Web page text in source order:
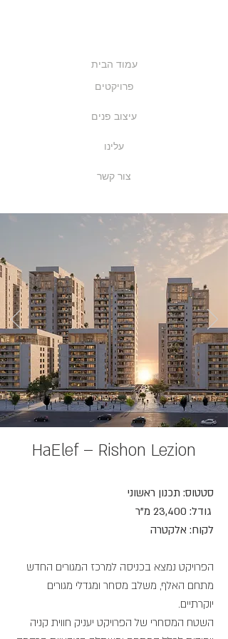
עמוד הבית
פרויקטים
עיצוב פנים
עלינו
צור קשר
HaElef – Rishon Lezion
סטטוס: תכנון ראשוני
גודל: 23,400 מ"ר
לקוח: אלקטרה
הפרויקט נמצא בכניסה למרכז המגורים החדש
מתחם האלף, משלב מסחר ומגדלי מגורים
יוקרתיים.
השטח המסחרי של הפרויקט יעניק חווית קניה